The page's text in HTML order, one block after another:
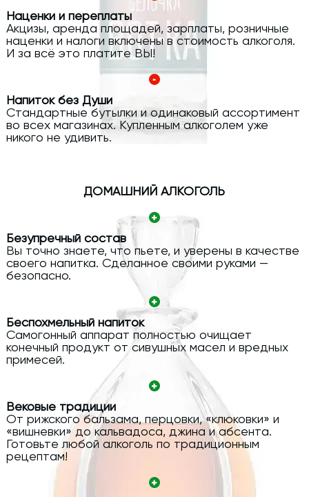
Наценки и переплаты
Акцизы, аренда площадей, зарплаты, розничные
наценки и налоги включены в стоимость алкоголя.
И за всё это платите ВЫ!
Напиток без Души
Стандартные бутылки и одинаковый ассортимент
во всех магазинах. Купленным алкоголем уже
никого не удивить.
ДОМАШНИЙ АЛКОГОЛЬ
Безупречный состав
Вы точно знаете, что пьете, и уверены в качестве
своего напитка. Сделанное своими руками —
безопасно.
Беспохмельный напиток
Самогонный аппарат полностью очищает
конечный продукт от сивушных масел и вредных
примесей.
Вековые традиции
От рижского бальзама, перцовки, «клюковки» и
«вишневки» до кальвадоса, джина и абсента.
Готовьте любой алкоголь по традиционным
рецептам!